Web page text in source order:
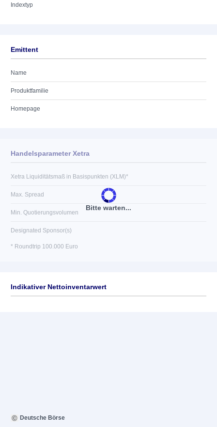
Indextyp
Emittent
Name
Produktfamilie
Homepage
Bitte warten...
Handelsparameter Xetra
Xetra Liquiditätsmaß in Basispunkten (XLM)*
Max. Spread
Min. Quotierungsvolumen
Designated Sponsor(s)
* Roundtrip 100.000 Euro
Indikativer Nettoinventarwert
Deutsche Börse